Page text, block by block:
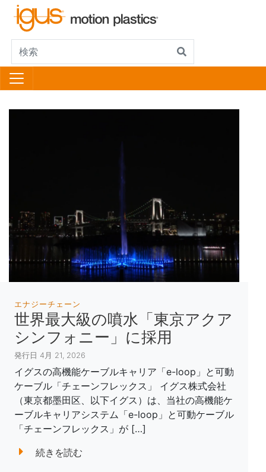
エナジーチェーン
世界最大級の噴水「東京アクア
シンフォニー」に採用
発行日 4月 21, 2026
イグスの高機能ケーブルキャリア「e-loop」と可動
ケーブル「チェーンフレックス」 イグス株式会社
（東京都墨田区、以下イグス）は、当社の高機能ケ
ーブルキャリアシステム「e-loop」と可動ケーブル
「チェーンフレックス」が […]
続きを読む